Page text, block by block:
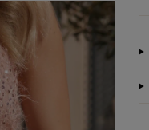
BEŻOWE
BIAŁE
NIEBIESKIE
ZIELONE